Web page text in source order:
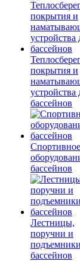
покрытия и
устройства
бассейнов
Спортивное
бассейнов
Лестницы,
поручни и
бассейнов